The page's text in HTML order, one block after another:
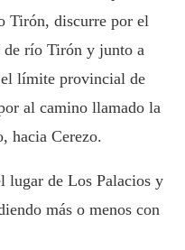
Tirón, discurre por el
río Tirón y junto a
el límite provincial de
al camino llamado la
hacia Cerezo.
lugar de Los Palacios y
más o menos con